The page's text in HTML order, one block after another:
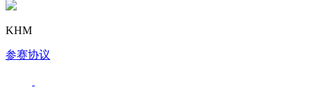
KHM
参赛协议